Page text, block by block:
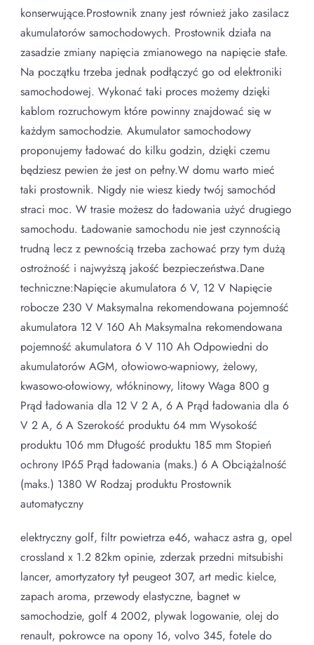
konserwujące.Prostownik znany jest również jako zasilacz
akumulatorów samochodowych. Prostownik działa na
zasadzie zmiany napięcia zmianowego na napięcie stałe.
Na początku trzeba jednak podłączyć go od elektroniki
samochodowej. Wykonać taki proces możemy dzięki
kablom rozruchowym które powinny znajdować się w
każdym samochodzie. Akumulator samochodowy
proponujemy ładować do kilku godzin, dzięki czemu
będziesz pewien że jest on pełny.W domu warto mieć
taki prostownik. Nigdy nie wiesz kiedy twój samochód
straci moc. W trasie możesz do ładowania użyć drugiego
samochodu. Ładowanie samochodu nie jest czynnością
trudną lecz z pewnością trzeba zachować przy tym dużą
ostrożność i najwyższą jakość bezpieczeństwa.Dane
techniczne:Napięcie akumulatora 6 V, 12 V Napięcie
robocze 230 V Maksymalna rekomendowana pojemność
akumulatora 12 V 160 Ah Maksymalna rekomendowana
pojemność akumulatora 6 V 110 Ah Odpowiedni do
akumulatorów AGM, ołowiowo-wapniowy, żelowy,
kwasowo-ołowiowy, włókninowy, litowy Waga 800 g
Prąd ładowania dla 12 V 2 A, 6 A Prąd ładowania dla 6
V 2 A, 6 A Szerokość produktu 64 mm Wysokość
produktu 106 mm Długość produktu 185 mm Stopień
ochrony IP65 Prąd ładowania (maks.) 6 A Obciążalność
(maks.) 1380 W Rodzaj produktu Prostownik
automatyczny
elektryczny golf, filtr powietrza e46, wahacz astra g, opel
crossland x 1.2 82km opinie, zderzak przedni mitsubishi
lancer, amortyzatory tył peugeot 307, art medic kielce,
zapach aroma, przewody elastyczne, bagnet w
samochodzie, golf 4 2002, plywak logowanie, olej do
renault, pokrowce na opony 16, volvo 345, fotele do